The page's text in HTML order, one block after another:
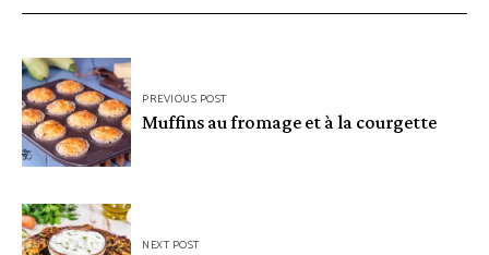
Navigation
de
l’article
PREVIOUS POST
Muffins au fromage et à la courgette
NEXT POST